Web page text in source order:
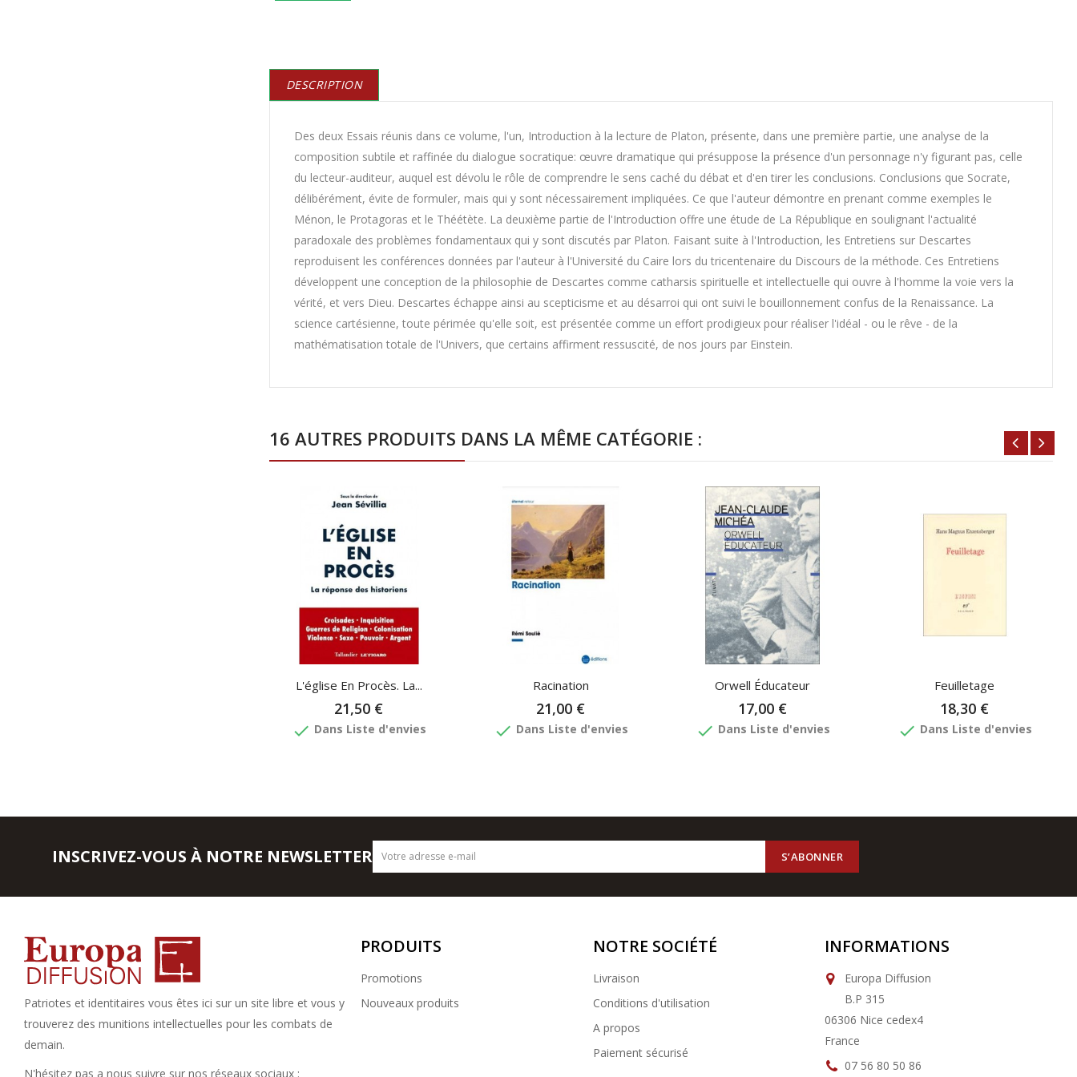
DESCRIPTION
Des deux Essais réunis dans ce volume, l'un, Introduction à la lecture de Platon, présente, dans une première partie, une analyse de la
composition subtile et raffinée du dialogue socratique: œuvre dramatique qui présuppose la présence d'un personnage n'y figurant pas, celle
du lecteur-auditeur, auquel est dévolu le rôle de comprendre le sens caché du débat et d'en tirer les conclusions. Conclusions que Socrate,
délibérément, évite de formuler, mais qui y sont nécessairement impliquées. Ce que l'auteur démontre en prenant comme exemples le
Ménon, le Protagoras et le Théétète. La deuxième partie de l'Introduction offre une étude de La République en soulignant l'actualité
paradoxale des problèmes fondamentaux qui y sont discutés par Platon. Faisant suite à l'Introduction, les Entretiens sur Descartes
reproduisent les conférences données par l'auteur à l'Université du Caire lors du tricentenaire du Discours de la méthode. Ces Entretiens
développent une conception de la philosophie de Descartes comme catharsis spirituelle et intellectuelle qui ouvre à l'homme la voie vers la
vérité, et vers Dieu. Descartes échappe ainsi au scepticisme et au désarroi qui ont suivi le bouillonnement confus de la Renaissance. La
science cartésienne, toute périmée qu'elle soit, est présentée comme un effort prodigieux pour réaliser l'idéal - ou le rêve - de la
mathématisation totale de l'Univers, que certains affirment ressuscité, de nos jours par Einstein.
16 AUTRES PRODUITS DANS LA MÊME CATÉGORIE :
L'église En Procès. La...
21,50 €
done Dans Liste d'envies
Racination
21,00 €
done Dans Liste d'envies
Orwell Éducateur
17,00 €
done Dans Liste d'envies
Feuilletage
18,30 €
done Dans Liste d'envies
INSCRIVEZ-VOUS À NOTRE NEWSLETTER
Patriotes et identitaires vous êtes ici sur un site libre et vous y
trouverez des munitions intellectuelles pour les combats de
demain.
N'hésitez pas a nous suivre sur nos réseaux sociaux :
PRODUITS
Promotions
Nouveaux produits
NOTRE SOCIÉTÉ
Livraison
Conditions d'utilisation
A propos
Paiement sécurisé
INFORMATIONS
Europa Diffusion
B.P 315
06306 Nice cedex4
France
07 56 80 50 86